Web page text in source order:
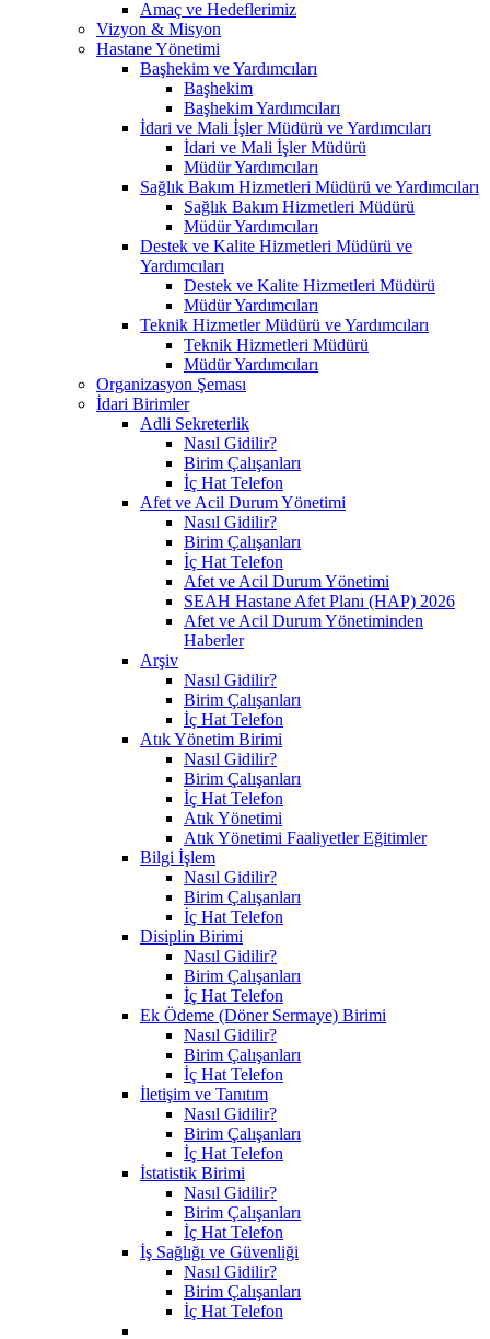
Amaç ve Hedeflerimiz
Vizyon & Misyon
Hastane Yönetimi
Başhekim ve Yardımcıları
Başhekim
Başhekim Yardımcıları
İdari ve Mali İşler Müdürü ve Yardımcıları
İdari ve Mali İşler Müdürü
Müdür Yardımcıları
Sağlık Bakım Hizmetleri Müdürü ve Yardımcıları
Sağlık Bakım Hizmetleri Müdürü
Müdür Yardımcıları
Destek ve Kalite Hizmetleri Müdürü ve
Yardımcıları
Destek ve Kalite Hizmetleri Müdürü
Müdür Yardımcıları
Teknik Hizmetler Müdürü ve Yardımcıları
Teknik Hizmetleri Müdürü
Müdür Yardımcıları
Organizasyon Şeması
İdari Birimler
Adli Sekreterlik
Nasıl Gidilir?
Birim Çalışanları
İç Hat Telefon
Afet ve Acil Durum Yönetimi
Nasıl Gidilir?
Birim Çalışanları
İç Hat Telefon
Afet ve Acil Durum Yönetimi
SEAH Hastane Afet Planı (HAP) 2026
Afet ve Acil Durum Yönetiminden
Haberler
Arşiv
Nasıl Gidilir?
Birim Çalışanları
İç Hat Telefon
Atık Yönetim Birimi
Nasıl Gidilir?
Birim Çalışanları
İç Hat Telefon
Atık Yönetimi
Atık Yönetimi Faaliyetler Eğitimler
Bilgi İşlem
Nasıl Gidilir?
Birim Çalışanları
İç Hat Telefon
Disiplin Birimi
Nasıl Gidilir?
Birim Çalışanları
İç Hat Telefon
Ek Ödeme (Döner Sermaye) Birimi
Nasıl Gidilir?
Birim Çalışanları
İç Hat Telefon
İletişim ve Tanıtım
Nasıl Gidilir?
Birim Çalışanları
İç Hat Telefon
İstatistik Birimi
Nasıl Gidilir?
Birim Çalışanları
İç Hat Telefon
İş Sağlığı ve Güvenliği
Nasıl Gidilir?
Birim Çalışanları
İç Hat Telefon